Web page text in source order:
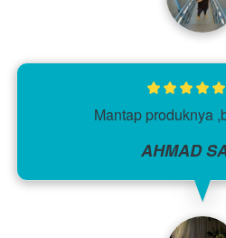
Mantap produknya
AHMAD